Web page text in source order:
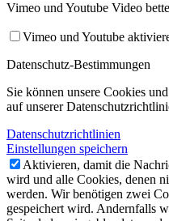
Vimeo und Youtube Video
Vimeo und Youtube
Datenschutz-Bestimmungen
Sie können unsere Cookies
auf unserer
Datenschutzrichtlinien
Einstellungen speichern
Aktivieren, damit die
wird und alle Cookies, denen
werden. Wir benötigen zwei
gespeichert wird. Andernfalls